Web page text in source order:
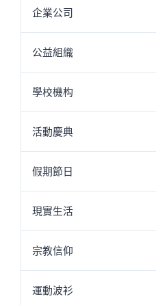
企業公司
公益組織
學校機构
活動慶典
假期節日
現實生活
宗教信仰
運動波衫